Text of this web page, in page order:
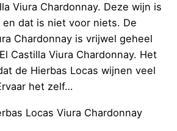
Viura Chardonnay. Deze wijn is
dat is niet voor niets. De
Chardonnay is vrijwel geheel
Castilla Viura Chardonnay. Het
de Hierbas Locas wijnen veel
het zelf…
Locas Viura Chardonnay